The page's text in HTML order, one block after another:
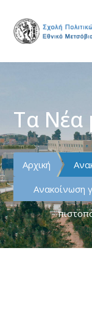
Τα Νέα
Αρχική
Ανακοίνωση